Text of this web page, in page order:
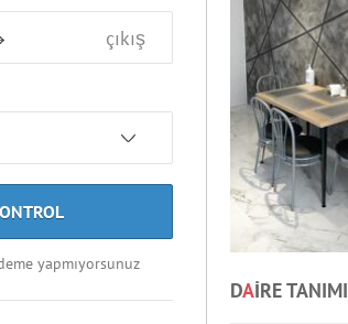
çıkış
yapmıyorsunuz
DAIRE TANIMI